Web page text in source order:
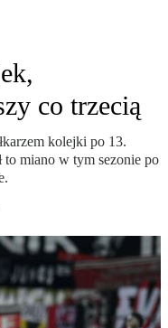
co trzecią
kolejki po 13.
miano w tym sezonie po